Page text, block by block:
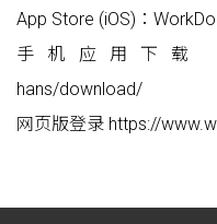
App Store (iOS)：
手机应用下载
hans/download/
网页版登录 https://